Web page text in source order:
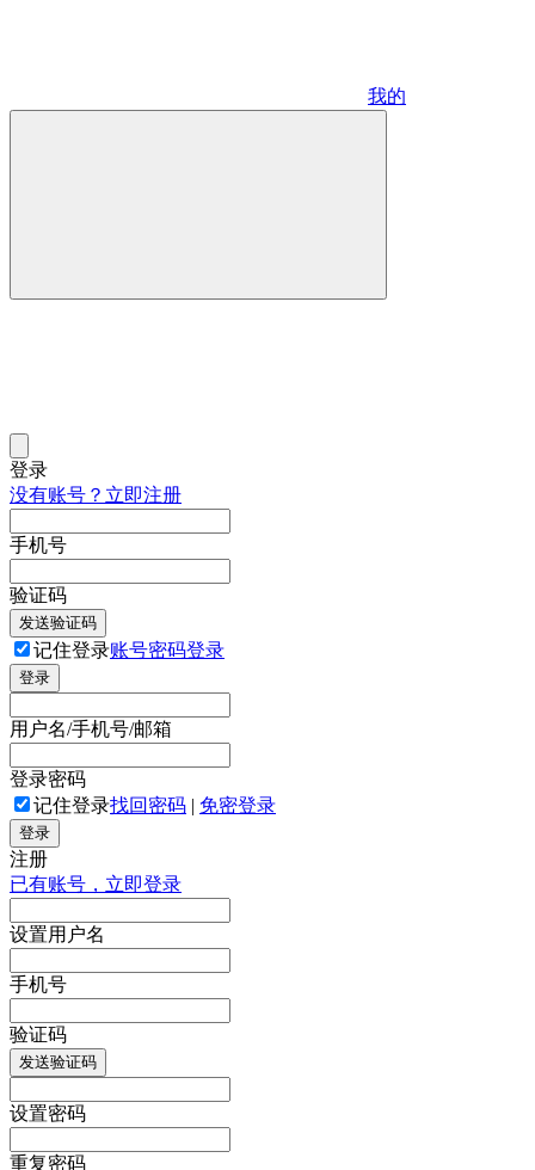
我的
登录
没有账号？立即注册
手机号
验证码
发送验证码
记住登录账号密码登录
登录
用户名/手机号/邮箱
登录密码
记住登录找回密码 | 免密登录
登录
注册
已有账号，立即登录
设置用户名
手机号
验证码
发送验证码
设置密码
重复密码